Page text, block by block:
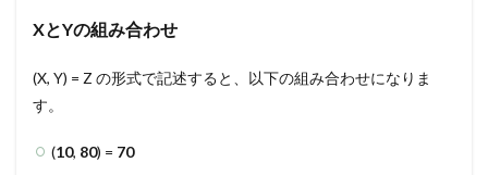
XとYの組み合わせ
(X, Y) = Z の形式で記述すると、以下の組み合わせになりま
す。
(10, 80) = 70